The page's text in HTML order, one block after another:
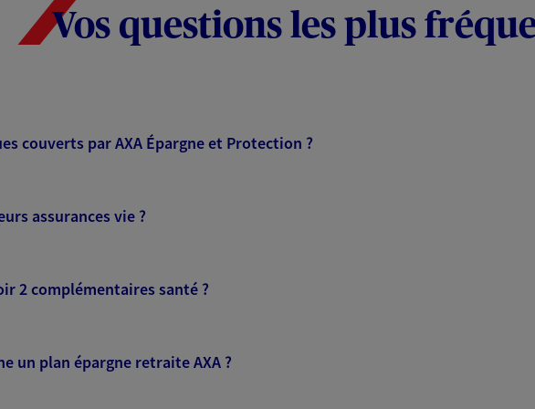
Vos questions les plus
couverts par AXA Épargne et Protection ?
assurances vie ?
2 complémentaires santé ?
un plan épargne retraite AXA ?